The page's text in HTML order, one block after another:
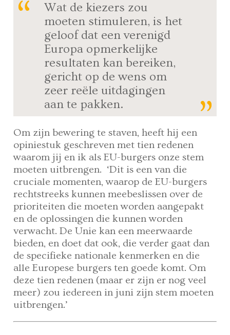
Wat de kiezers zou
moeten stimuleren, is het
geloof dat een verenigd
Europa opmerkelijke
resultaten kan bereiken,
gericht op de wens om
zeer reële uitdagingen
aan te pakken.
Om zijn bewering te staven, heeft hij een
opiniestuk geschreven met tien redenen
waarom jij en ik als EU-burgers onze stem
moeten uitbrengen. ‘Dit is een van die
cruciale momenten, waarop de EU-burgers
rechtstreeks kunnen meebeslissen over de
prioriteiten die moeten worden aangepakt
en de oplossingen die kunnen worden
verwacht. De Unie kan een meerwaarde
bieden, en doet dat ook, die verder gaat dan
de specifieke nationale kenmerken en die
alle Europese burgers ten goede komt. Om
deze tien redenen (maar er zijn er nog veel
meer) zou iedereen in juni zijn stem moeten
uitbrengen.’